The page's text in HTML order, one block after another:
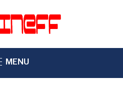
MENU